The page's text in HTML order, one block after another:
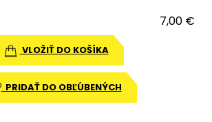
7,00 €
VLOŽIŤ DO KOŠÍKA
PRIDAŤ DO OBĽÚBENÝCH